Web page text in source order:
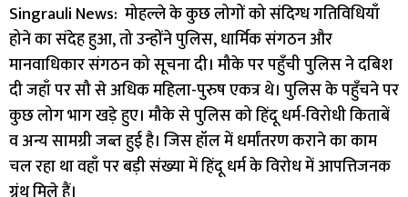
Singrauli News: मोहल्ले के कुछ लोगों को संदिग्ध गतिविधियाँ
होने का संदेह हुआ, तो उन्होंने पुलिस, धार्मिक संगठन और
मानवाधिकार संगठन को सूचना दी। मौके पर पहुँची पुलिस ने दबिश
दी जहाँ पर सौ से अधिक महिला-पुरुष एकत्र थे। पुलिस के पहुँचने पर
कुछ लोग भाग खड़े हुए। मौके से पुलिस को हिंदू धर्म-विरोधी किताबें
व अन्य सामग्री जब्त हुई है। जिस हॉल में धर्मांतरण कराने का काम
चल रहा था वहाँ पर बड़ी संख्या में हिंदू धर्म के विरोध में आपत्तिजनक